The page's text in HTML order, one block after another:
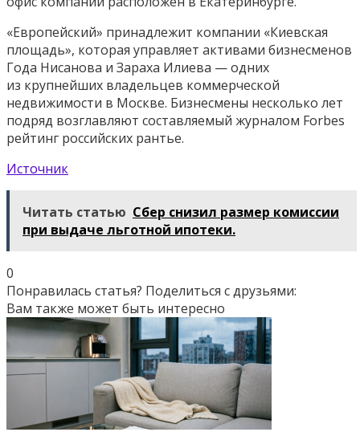
«Европейский» принадлежит компании «Киевская
площадь», которая управляет активами бизнесменов
Года Нисанова и Зараха Илиева — одних
из крупнейших владельцев коммерческой
недвижимости в Москве. Бизнесмены несколько лет
подряд возглавляют составляемый журналом Forbes
рейтинг российских рантье.
Источник
Читать статью Сбер снизил размер комиссии
при выдаче льготной ипотеки.
0
Понравилась статья? Поделиться с друзьями:
Вам также может быть интересно